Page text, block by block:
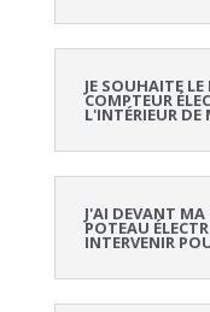
JE SOUHAITE
COMPTEUR
L'INTÉRIEUR
J'AI DEVANT MA
POTEAU
INTERVENIR